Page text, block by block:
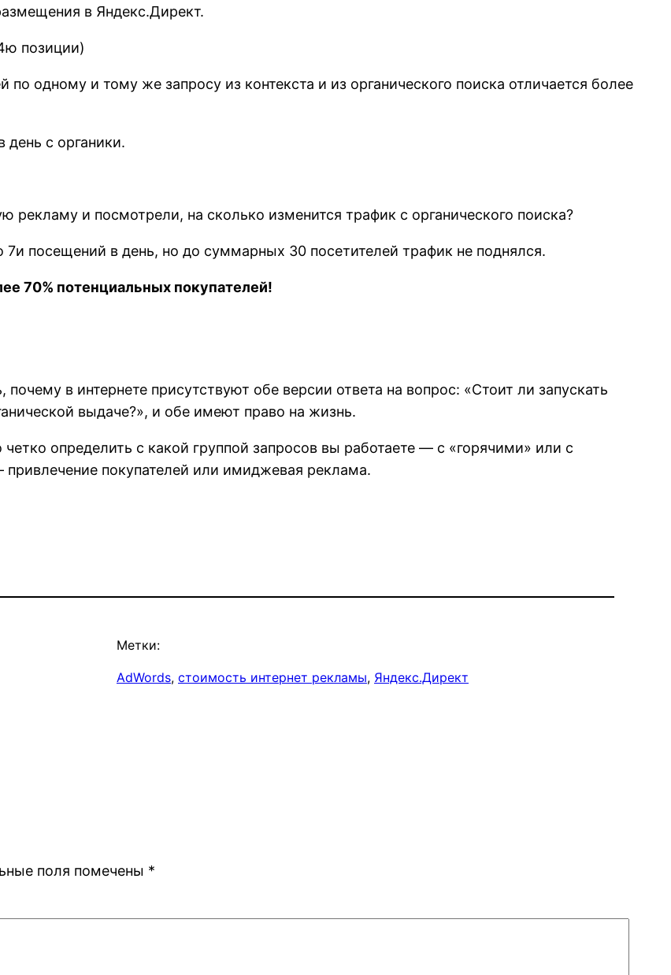
в Яндекс.Директ.
позиции)
по одному и тому же запросу из контекста и из органического поиска отличается более
день с органики.
рекламу и посмотрели, на сколько изменится трафик с органического поиска?
посещений в день, но до суммарных 30 посетителей трафик не поднялся.
70% потенциальных покупателей!
в интернете присутствуют обе версии ответа на вопрос: «Стоит ли запускать
выдаче?», и обе имеют право на жизнь.
определить с какой группой запросов вы работаете — с «горячими» или с
покупателей или имиджевая реклама.
Метки:
AdWords, стоимость интернет рекламы, Яндекс.Директ
поля помечены *